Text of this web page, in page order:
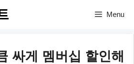
Menu
싸게 멤버십 할인해